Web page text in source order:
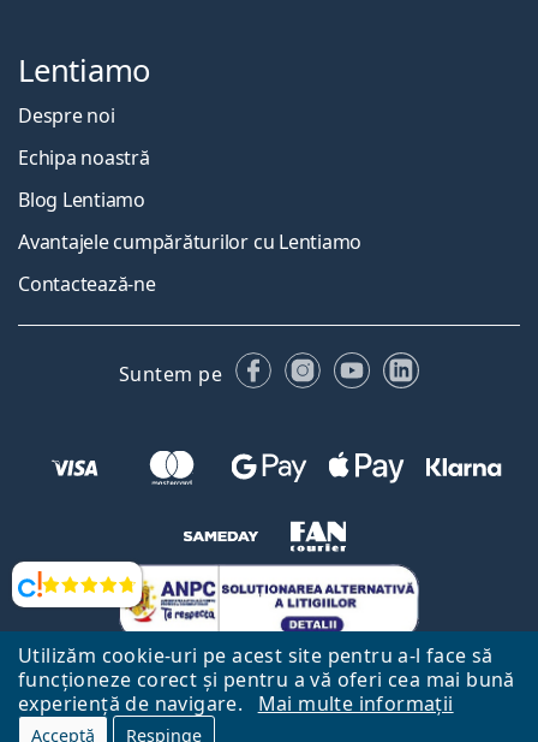
Utilizăm cookie-uri pe acest site pentru a-l face să
funcționeze corect și pentru a vă oferi cea mai bună
experiență de navigare.
Mai multe informații
Acceptă Respinge
Opinii
Lentiamo
Despre noi
Echipa noastră
Blog Lentiamo
Avantajele cumpărăturilor cu Lentiamo
Contactează-ne
Suntem pe FacebookInstagram
YouTubeLinkedIn